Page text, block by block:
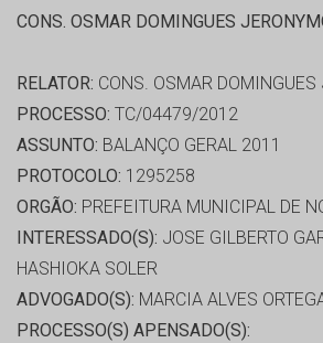
CONS. OSMAR DOMINGUES
RELATOR: CONS. OSMAR DOMINGUES
PROCESSO: TC/04479/2012
ASSUNTO: BALANÇO GERAL 2011
PROTOCOLO: 1295258
ORGÃO: PREFEITURA MUNICIPAL DE
INTERESSADO(S): JOSE GILBERTO
HASHIOKA SOLER
ADVOGADO(S): MARCIA ALVES
PROCESSO(S) APENSADO(S):